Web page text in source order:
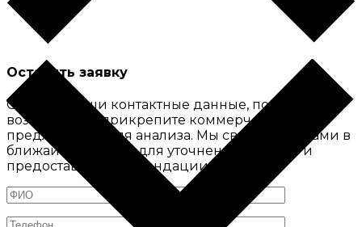
Оставить заявку
Оставьте ваши контактные данные, по
возможности прикрепите коммерческое
предложение для анализа. Мы свяжемся с вами в
ближайшее время для уточнения деталей и
предоставим рекомендации.